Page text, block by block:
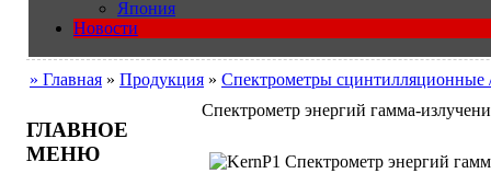
Япония
Новости
» Главная » Продукция » Cпектрометры
ГЛАВНОЕ
МЕНЮ
Спектрометр энергий гамма-
Спектрометр энергий